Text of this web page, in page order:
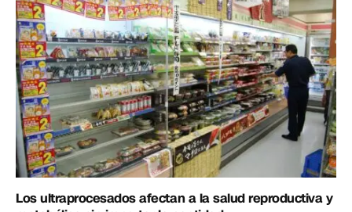
Los ultraprocesados afectan a la salud reproductiva y